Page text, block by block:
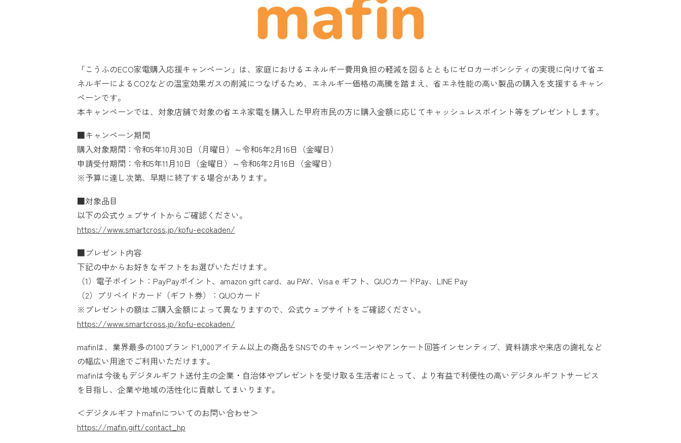
「こうふのECO家電購入応援キャンペーン」は、家庭におけるエネルギー費用負担の軽減を図るとともにゼロカーボンシティの実現に向けて省エ
ネルギーによるCO2などの温室効果ガスの削減につなげるため、エネルギー価格の高騰を踏まえ、省エネ性能の高い製品の購入を支援するキャン
ペーンです。
本キャンペーンでは、対象店舗で対象の省エネ家電を購入した甲府市民の方に購入金額に応じてキャッシュレスポイント等をプレゼントします。
■キャンペーン期間
購入対象期間：令和5年10月30日（月曜日）～令和6年2月16日（金曜日）
申請受付期間：令和5年11月10日（金曜日）～令和6年2月16日（金曜日）
※予算に達し次第、早期に終了する場合があります。
■対象品目
以下の公式ウェブサイトからご確認ください。
https://www.smartcross.jp/kofu-ecokaden/
■プレゼント内容
下記の中からお好きなギフトをお選びいただけます。
（1）電子ポイント：PayPayポイント、amazon gift card、au PAY、Visa e ギフト、QUOカードPay、LINE Pay
（2）プリペイドカード（ギフト券）：QUOカード
※プレゼントの額はご購入金額によって異なりますので、公式ウェブサイトをご確認ください。
https://www.smartcross.jp/kofu-ecokaden/
mafinは、業界最多の100ブランド1,000アイテム以上の商品をSNSでのキャンペーンやアンケート回答インセンティブ、資料請求や来店の謝礼など
の幅広い用途でご利用いただけます。
mafinは今後もデジタルギフト送付主の企業・自治体やプレゼントを受け取る生活者にとって、より有益で利便性の高いデジタルギフトサービス
を目指し、企業や地域の活性化に貢献してまいります。
＜デジタルギフトmafinについてのお問い合わせ＞
https://mafin.gift/contact_hp